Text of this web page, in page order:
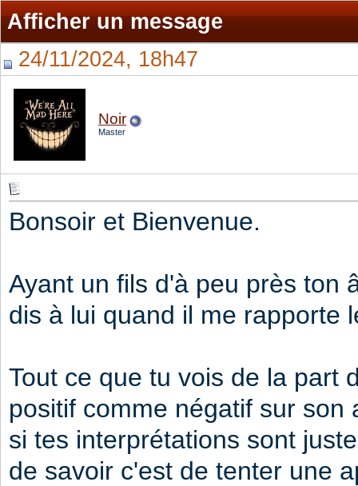
Afficher un message
24/11/2024, 18h47
Noir
Master
Bonsoir et Bienvenue.
Ayant un fils d'à peu près ton
dis à lui quand il me rapporte
Tout ce que tu vois de la part
positif comme négatif sur
si tes interprétations sont
de savoir c'est de tenter une